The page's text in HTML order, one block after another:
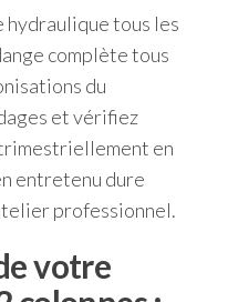
hydraulique tous les
complète tous
du
et vérifiez
en
entretenu dure
professionnel.
votre